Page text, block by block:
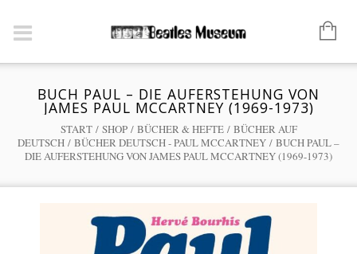
BUCH PAUL – DIE AUFERSTEHUNG VON
JAMES PAUL MCCARTNEY (1969-1973)
START/ SHOP/ BÜCHER & HEFTE/ BÜCHER AUF
DEUTSCH / BÜCHER DEUTSCH - PAUL MCCARTNEY / BUCH PAUL –
DIE AUFERSTEHUNG VON JAMES PAUL MCCARTNEY (1969-1973)